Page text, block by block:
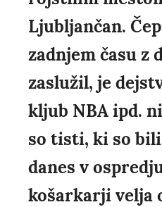
Ljubljančan.
zadnjem času z
zaslužil, je
kljub NBA ipd.
so tisti, ki so
danes v
košarkarji velja